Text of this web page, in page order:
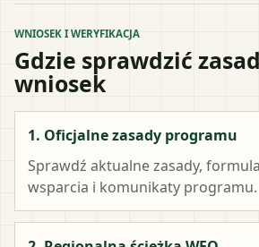
WNIOSEK I WERYFIKACJA
Gdzie sprawdzić
wniosek
1. Oficjalne zasady programu
Sprawdź aktualne zasady,
wsparcia i komunikaty programu.